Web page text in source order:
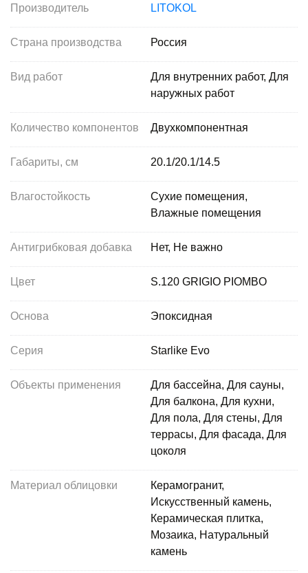
Производитель LITOKOL
Страна производства Россия
Вид работ
Для внутренних работ, Для
наружных работ
Количество компонентов Двухкомпонентная
Габариты, см 20.1/20.1/14.5
Влагостойкость
Сухие помещения,
Влажные помещения
Антигрибковая добавка Нет, Не важно
Цвет S.120 GRIGIO PIOMBO
Основа Эпоксидная
Серия Starlike Evo
Объекты применения
Для бассейна, Для сауны,
Для балкона, Для кухни,
Для пола, Для стены, Для
террасы, Для фасада, Для
цоколя
Материал облицовки
Керамогранит,
Искусственный камень,
Керамическая плитка,
Мозаика, Натуральный
камень